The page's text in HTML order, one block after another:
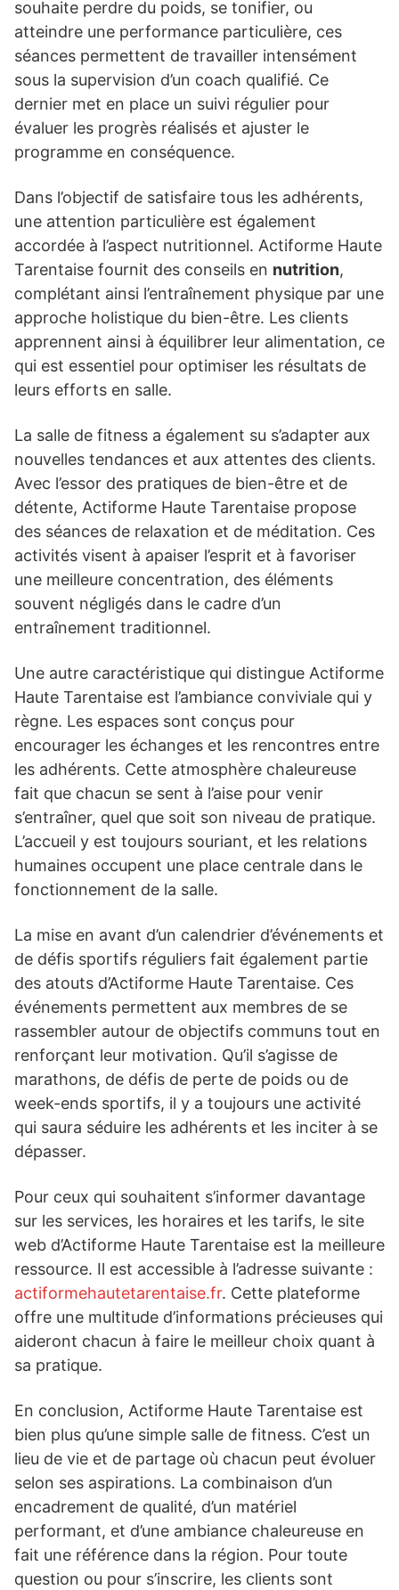
souhaite perdre du poids, se tonifier, ou
atteindre une performance particulière, ces
séances permettent de travailler intensément
sous la supervision d’un coach qualifié. Ce
dernier met en place un suivi régulier pour
évaluer les progrès réalisés et ajuster le
programme en conséquence.
Dans l’objectif de satisfaire tous les adhérents,
une attention particulière est également
accordée à l’aspect nutritionnel. Actiforme Haute
Tarentaise fournit des conseils en nutrition,
complétant ainsi l’entraînement physique par une
approche holistique du bien-être. Les clients
apprennent ainsi à équilibrer leur alimentation, ce
qui est essentiel pour optimiser les résultats de
leurs efforts en salle.
La salle de fitness a également su s’adapter aux
nouvelles tendances et aux attentes des clients.
Avec l’essor des pratiques de bien-être et de
détente, Actiforme Haute Tarentaise propose
des séances de relaxation et de méditation. Ces
activités visent à apaiser l’esprit et à favoriser
une meilleure concentration, des éléments
souvent négligés dans le cadre d’un
entraînement traditionnel.
Une autre caractéristique qui distingue Actiforme
Haute Tarentaise est l’ambiance conviviale qui y
règne. Les espaces sont conçus pour
encourager les échanges et les rencontres entre
les adhérents. Cette atmosphère chaleureuse
fait que chacun se sent à l’aise pour venir
s’entraîner, quel que soit son niveau de pratique.
L’accueil y est toujours souriant, et les relations
humaines occupent une place centrale dans le
fonctionnement de la salle.
La mise en avant d’un calendrier d’événements et
de défis sportifs réguliers fait également partie
des atouts d’Actiforme Haute Tarentaise. Ces
événements permettent aux membres de se
rassembler autour de objectifs communs tout en
renforçant leur motivation. Qu’il s’agisse de
marathons, de défis de perte de poids ou de
week-ends sportifs, il y a toujours une activité
qui saura séduire les adhérents et les inciter à se
dépasser.
Pour ceux qui souhaitent s’informer davantage
sur les services, les horaires et les tarifs, le site
web d’Actiforme Haute Tarentaise est la meilleure
ressource. Il est accessible à l’adresse suivante :
actiformehautetarentaise.fr. Cette plateforme
offre une multitude d’informations précieuses qui
aideront chacun à faire le meilleur choix quant à
sa pratique.
En conclusion, Actiforme Haute Tarentaise est
bien plus qu’une simple salle de fitness. C’est un
lieu de vie et de partage où chacun peut évoluer
selon ses aspirations. La combinaison d’un
encadrement de qualité, d’un matériel
performant, et d’une ambiance chaleureuse en
fait une référence dans la région. Pour toute
question ou pour s’inscrire, les clients sont